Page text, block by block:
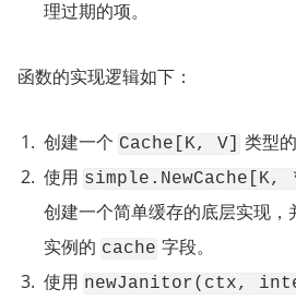
理过期的项。
函数的实现逻辑如下：
创建一个 Cache[K, V]
类型
使用
创建一个简单缓存的底层实现，
实例的 cache 字段。
使用 newJanitor(ctx,